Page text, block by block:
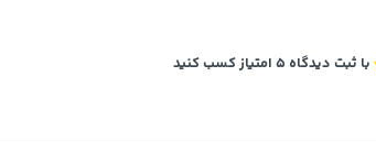
با ثبت دیدگاه 5 امتیاز کسب کنید